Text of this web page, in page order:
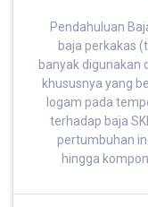
Pendahuluan
baja perkakas
banyak digunakan
khususnya yang
logam pada
terhadap baja
pertumbuhan
hingga